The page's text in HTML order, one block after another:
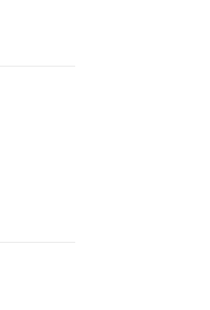
рост